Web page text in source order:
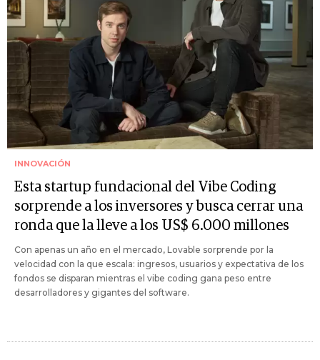
INNOVACIÓN
Esta startup fundacional del Vibe Coding
sorprende a los inversores y busca cerrar una
ronda que la lleve a los US$ 6.000 millones
Con apenas un año en el mercado, Lovable sorprende por la
velocidad con la que escala: ingresos, usuarios y expectativa de los
fondos se disparan mientras el vibe coding gana peso entre
desarrolladores y gigantes del software.